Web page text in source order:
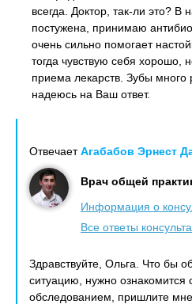
всегда. Доктор, так-ли это?
постужена, принимаю
очень сильно помогает
тогда чувствую себя хорошо,
приема лекарств. Зубы много
надеюсь на Ваш ответ.
ОтвечаетАгабабов Эрнест
Врач общей
Информация о
Все ответы
Здравствуйте, Ольга. Что бы
ситуацию, нужно
обследованием, пришлите